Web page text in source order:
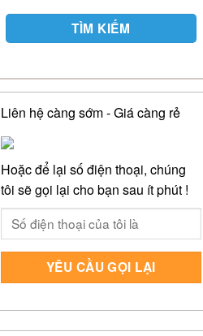
TÌM KIẾM
Liên hệ càng sớm - Giá càng rẻ
Hoặc để lại số điện thoại, chúng
tôi sẽ gọi lại cho bạn sau ít phút !